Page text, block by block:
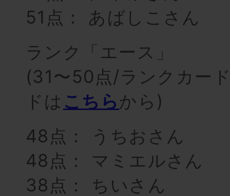
51点： あばしこさん
ランク「エース」
(31〜50点/ランクカー
ドは こちらから)
48点： うちおさん
48点： マミエルさん
38点： ちいさん